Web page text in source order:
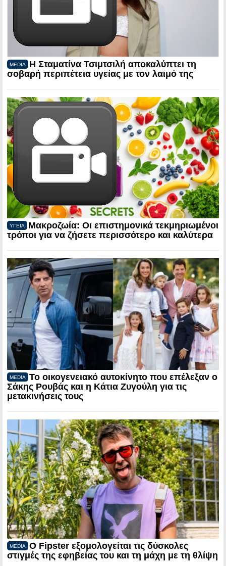
MEDIA
Η Σταματίνα Τσιμτσιλή αποκαλύπτει τη
σοβαρή περιπέτεια υγείας με τον λαιμό της
ΥΓΕΙΑ
Μακροζωία: Οι επιστημονικά τεκμηριωμένοι
τρόποι για να ζήσετε περισσότερο και καλύτερα
MEDIA
Το οικογενειακό αυτοκίνητο που επέλεξαν ο
Σάκης Ρουβάς και η Κάτια Ζυγούλη για τις
μετακινήσεις τους
MEDIA
Ο Fipster εξομολογείται τις δύσκολες
στιγμές της εφηβείας του και τη μάχη με τη θλίψη